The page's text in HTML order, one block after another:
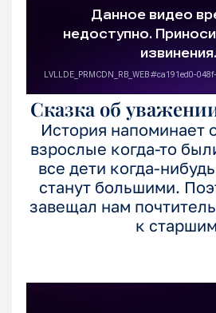
Сказка об
История напоминает
взрослые когда-то
все дети когда-
станут большими.
завещал нам
к